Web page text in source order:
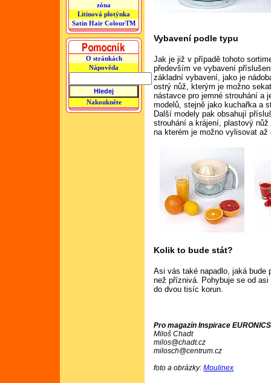
zóna
Litinová plotýnka
Satin Hair ColourTM
O stránkách
Nápověda
Nakoukněte
Vybavení podle typu
Jak je již v případě tohoto
především ve vybavení
základní vybavení, jako je
ostrý nůž, kterým je možno
nástavce pro jemné strouhání a
modelů, stejně jako kuchařka a
Další modely pak obsahují
strouhání a krájení, plastový
na kterém je možno vylisovat
Kolik to bude stát?
Asi vás také napadlo, jaká
než příznivá. Pohybuje se od
do dvou tisíc korun.
Pro magazín Inspirace
Miloš Chadt
milos@chadt.cz
milosch@centrum.cz
foto a obrázky:Moulinex